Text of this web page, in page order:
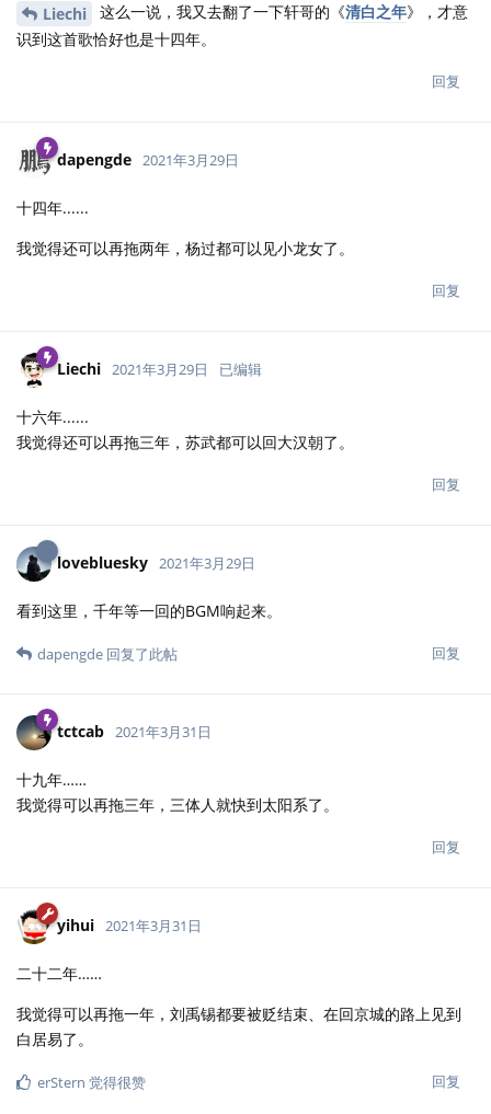
Liechi 这么一说，我又去翻了一下轩哥的《清白之年》，才意
识到这首歌恰好也是十四年。
回复
dapengde 2021年3月29日
十四年......
我觉得还可以再拖两年，杨过都可以见小龙女了。
回复
Liechi 2021年3月29日 已编辑
十六年......
我觉得还可以再拖三年，苏武都可以回大汉朝了。
回复
lovebluesky 2021年3月29日
看到这里，千年等一回的BGM响起来。
回复
dapengde 回复了此帖
tctcab 2021年3月31日
十九年……
我觉得可以再拖三年，三体人就快到太阳系了。
回复
yihui 2021年3月31日
二十二年……
我觉得可以再拖一年，刘禹锡都要被贬结束、在回京城的路上见到
白居易了。
回复
erStern 觉得很赞